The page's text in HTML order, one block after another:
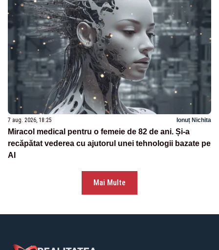
7 aug. 2026, 18:25 Ionuț Nichita
Miracol medical pentru o femeie de 82 de ani. Și-a
recăpătat vederea cu ajutorul unei tehnologii bazate pe
AI
Mai Multe